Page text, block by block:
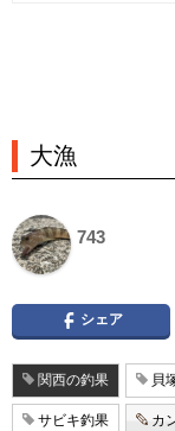
大漁
743
シェア
関西の釣果 貝
サビキ釣果 カ